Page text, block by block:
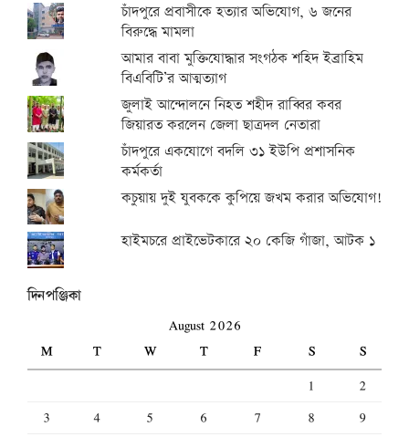
চাঁদপুরে প্রবাসীকে হত্যার অভিযোগ, ৬ জনের
বিরুদ্ধে মামলা
আমার বাবা মুক্তিযোদ্ধার সংগঠক শহিদ ইব্রাহিম
বিএবিটি’র আত্মত্যাগ
জুলাই আন্দোলনে নিহত শহীদ রাব্বির কবর
জিয়ারত করলেন জেলা ছাত্রদল নেতারা
চাঁদপুরে একযোগে বদলি ৩১ ইউপি প্রশাসনিক
কর্মকর্তা
কচুয়ায় দুই যুবককে কুপিয়ে জখম করার অভিযোগ!
হাইমচরে প্রাইভেটকারে ২০ কেজি গাঁজা, আটক ১
দিনপঞ্জিকা
August 2026
M
T W T F S
S
1
2
3
4 5 6 7 8
9